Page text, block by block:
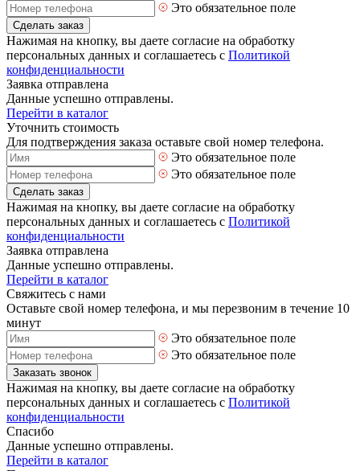
Это обязательное поле
Сделать заказ
Нажимая на кнопку, вы даете согласие на обработку
персональных данных и соглашаетесь с Политикой
конфиденциальности
Заявка отправлена
Данные успешно отправлены.
Перейти в каталог
Уточнить стоимость
Для подтверждения заказа оставьте свой номер телефона.
Это обязательное поле
Это обязательное поле
Сделать заказ
Нажимая на кнопку, вы даете согласие на обработку
персональных данных и соглашаетесь с Политикой
конфиденциальности
Заявка отправлена
Данные успешно отправлены.
Перейти в каталог
Свяжитесь с нами
Оставьте свой номер телефона, и мы перезвоним в течение 10
минут
Это обязательное поле
Это обязательное поле
Заказать звонок
Нажимая на кнопку, вы даете согласие на обработку
персональных данных и соглашаетесь с Политикой
конфиденциальности
Спасибо
Данные успешно отправлены.
Перейти в каталог